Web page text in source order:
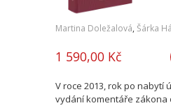
Martina Doležalová, Šárka
1 590,00 Kč
V roce 2013, rok po nabytí
vydání komentáře zákona